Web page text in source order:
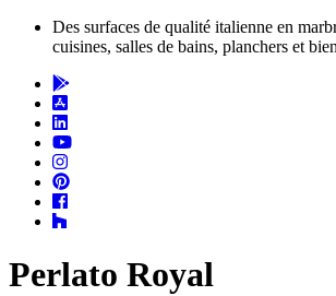
Des surfaces de qualité italienne en
cuisines, salles de bains, planchers et
Perlato Royal